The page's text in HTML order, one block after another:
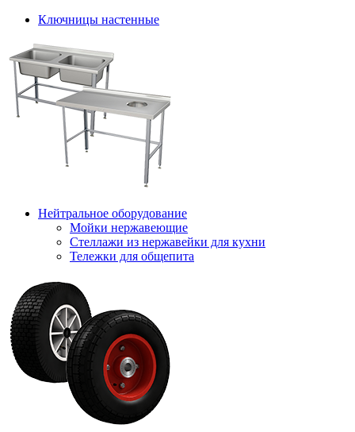
Ключницы настенные
Нейтральное оборудование
Мойки нержавеющие
Стеллажи из нержавейки для кухни
Тележки для общепита